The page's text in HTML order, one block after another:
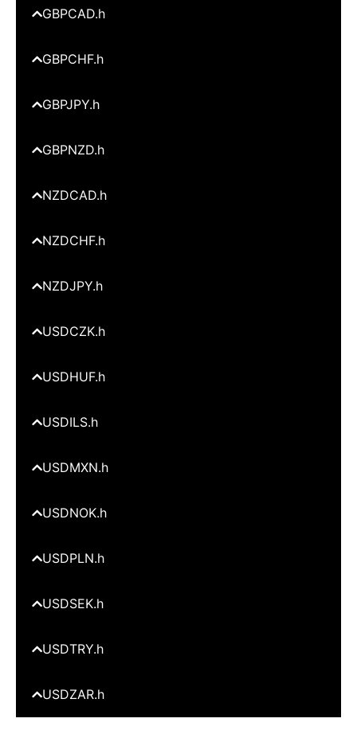
GBPCAD.h
GBPCHF.h
GBPJPY.h
GBPNZD.h
NZDCAD.h
NZDCHF.h
NZDJPY.h
USDCZK.h
USDHUF.h
USDILS.h
USDMXN.h
USDNOK.h
USDPLN.h
USDSEK.h
USDTRY.h
USDZAR.h